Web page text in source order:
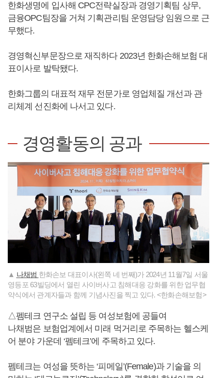
한화생명에 입사해 CPC전략실장과 경영기획팀 상무,
금융OPC팀장을 거쳐 기획관리팀 운영담당 임원으로 근
무했다.
경영혁신부문장으로 재직하다 2023년 한화손해보험 대
표이사로 발탁됐다.
한화그룹의 대표적 재무 전문가로 영업체질 개선과 관
리체계 선진화에 나서고 있다.
경영활동의 공과
▲ 나채범 한화손보 대표이사(왼쪽 네 번째)가 2024년 11월7일 서울
영등포 63빌딩에서 열린 사이버사고 침해대응 강화를 위한 업무협
약식에서 관계자들과 함께 기념사진을 찍고 있다. <한화손해보험>
△펨테크 연구소 설립 등 여성보험에 공들여
나채범은 보험업계에서 미래 먹거리로 주목하는 헬스케
어 분야 가운데 ‘펨테크’에 주목하고 있다.
펨테크는 여성을 뜻하는 ‘피메일’(Female)과 기술을 의